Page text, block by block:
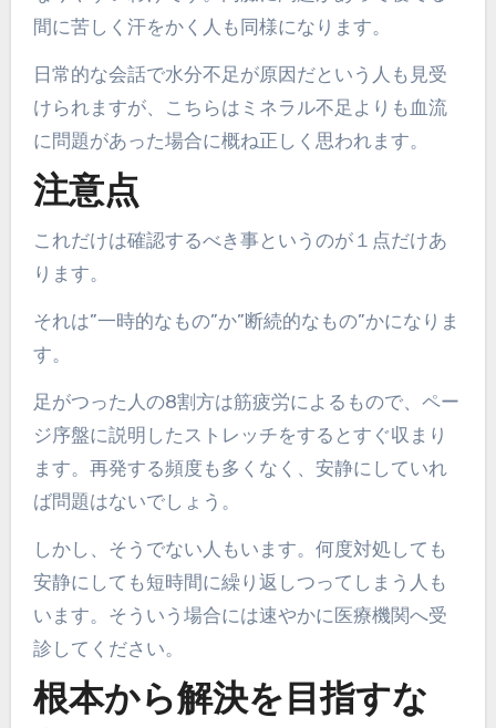
間に苦しく汗をかく人も同様になります。
日常的な会話で水分不足が原因だという人も見受
けられますが、こちらはミネラル不足よりも血流
に問題があった場合に概ね正しく思われます。
注意点
これだけは確認するべき事というのが１点だけあ
ります。
それは”一時的なもの”か”断続的なもの”かになりま
す。
足がつった人の8割方は筋疲労によるもので、ペー
ジ序盤に説明したストレッチをするとすぐ収まり
ます。再発する頻度も多くなく、安静にしていれ
ば問題はないでしょう。
しかし、そうでない人もいます。何度対処しても
安静にしても短時間に繰り返しつってしまう人も
います。そういう場合には速やかに医療機関へ受
診してください。
根本から解決を目指すな